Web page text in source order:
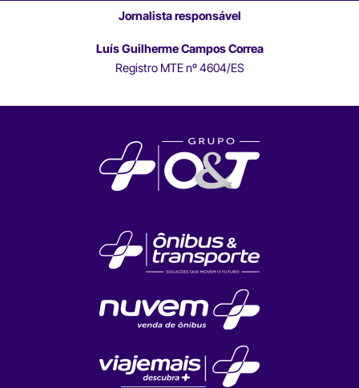
Jornalista responsável
Luís Guilherme Campos Correa
Registro MTE nº 4604/ES